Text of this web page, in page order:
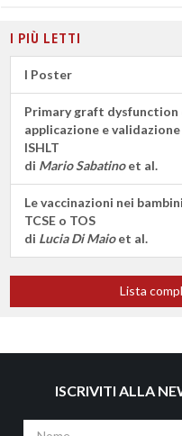
I PIÙ LETTI
I Poster
Primary graft
applicazione e
ISHLT
di Mario Sabatinoet al.
Le vaccinazioni nei
TCSE o TOS
di Lucia Di Maioet al.
Lista
ISCRIVITI ALLA